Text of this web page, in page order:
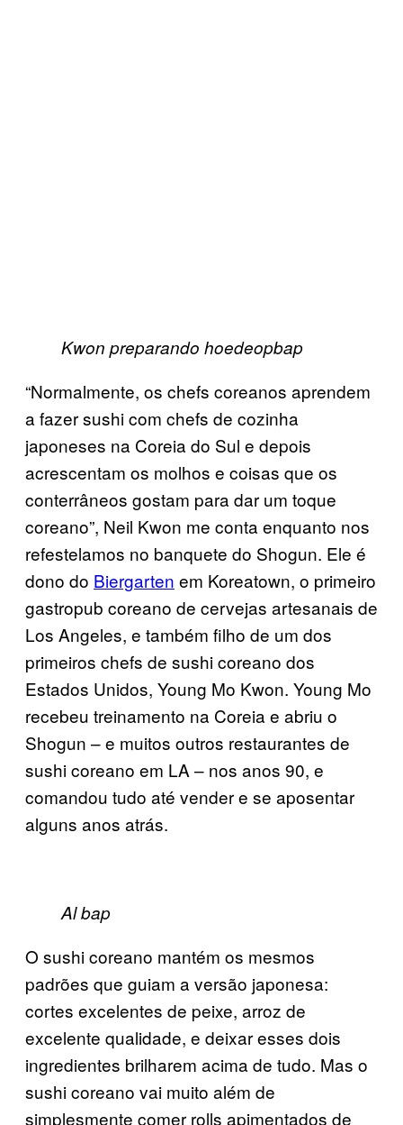
Kwon preparando hoedeopbap
“Normalmente, os chefs coreanos aprendem
a fazer sushi com chefs de cozinha
japoneses na Coreia do Sul e depois
acrescentam os molhos e coisas que os
conterrâneos gostam para dar um toque
coreano”, Neil Kwon me conta enquanto nos
refestelamos no banquete do Shogun. Ele é
dono do Biergarten em Koreatown, o primeiro
gastropub coreano de cervejas artesanais de
Los Angeles, e também filho de um dos
primeiros chefs de sushi coreano dos
Estados Unidos, Young Mo Kwon. Young Mo
recebeu treinamento na Coreia e abriu o
Shogun – e muitos outros restaurantes de
sushi coreano em LA – nos anos 90, e
comandou tudo até vender e se aposentar
alguns anos atrás.
Al bap
O sushi coreano mantém os mesmos
padrões que guiam a versão japonesa:
cortes excelentes de peixe, arroz de
excelente qualidade, e deixar esses dois
ingredientes brilharem acima de tudo. Mas o
sushi coreano vai muito além de
simplesmente comer rolls apimentados de